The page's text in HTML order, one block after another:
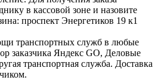
в кассовой зоне и назовите
проспект Энергетиков 19 к1
транспортных служб в любые
заказчика Яндекс GO, Деловые
транспортная служба. Доставка